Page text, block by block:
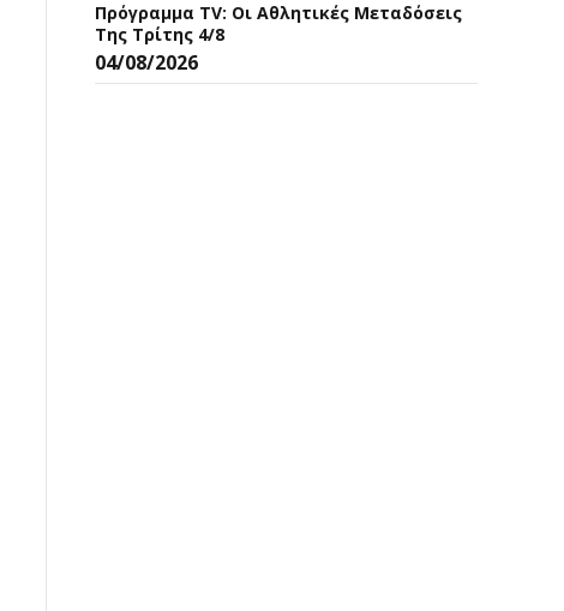
Πρόγραμμα TV: Οι Αθλητικές Μεταδόσεις
Της Τρίτης 4/8
04/08/2026